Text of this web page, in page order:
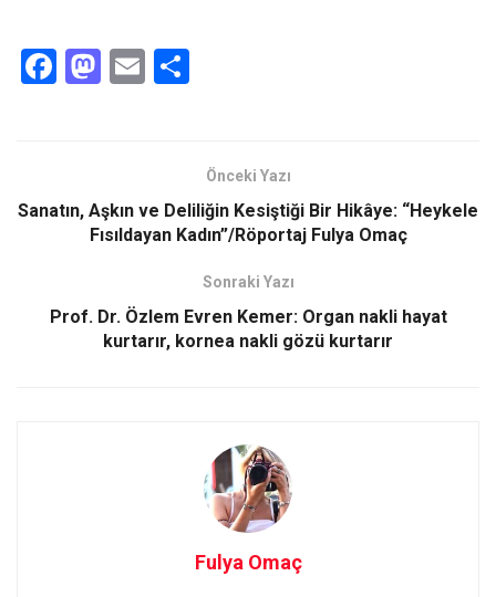
F
o
M
d
o
E
Önceki Yazı
Sanatın, Aşkın ve Deliliğin Kesiştiği Bir Hikâye: “Heykele
Fısıldayan Kadın”/Röportaj Fulya Omaç
Sonraki Yazı
Prof. Dr. Özlem Evren Kemer: Organ nakli hayat
kurtarır, kornea nakli gözü kurtarır
Fulya Omaç